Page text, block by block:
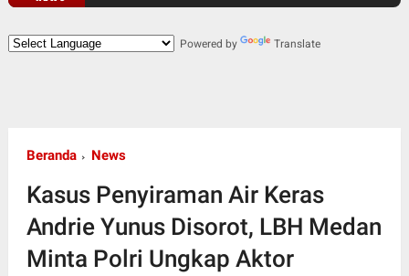
Powered by Translate
Beranda News
Kasus Penyiraman Air Keras
Andrie Yunus Disorot, LBH Medan
Minta Polri Ungkap Aktor